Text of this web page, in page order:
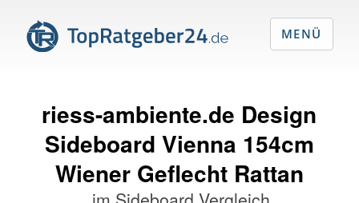
riess-ambiente.de Design
Sideboard Vienna 154cm
Wiener Geflecht Rattan
MENÜ